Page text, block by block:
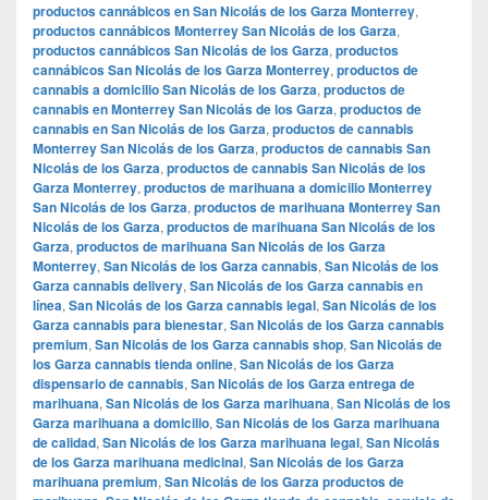
productos cannábicos en San Nicolás de los Garza Monterrey,
productos cannábicos Monterrey San Nicolás de los Garza,
productos cannábicos San Nicolás de los Garza, productos
cannábicos San Nicolás de los Garza Monterrey, productos de
cannabis a domicilio San Nicolás de los Garza, productos de
cannabis en Monterrey San Nicolás de los Garza, productos de
cannabis en San Nicolás de los Garza, productos de cannabis
Monterrey San Nicolás de los Garza, productos de cannabis San
Nicolás de los Garza, productos de cannabis San Nicolás de los
Garza Monterrey, productos de marihuana a domicilio Monterrey
San Nicolás de los Garza, productos de marihuana Monterrey San
Nicolás de los Garza, productos de marihuana San Nicolás de los
Garza, productos de marihuana San Nicolás de los Garza
Monterrey, San Nicolás de los Garza cannabis, San Nicolás de los
Garza cannabis delivery, San Nicolás de los Garza cannabis en
línea, San Nicolás de los Garza cannabis legal, San Nicolás de los
Garza cannabis para bienestar, San Nicolás de los Garza cannabis
premium, San Nicolás de los Garza cannabis shop, San Nicolás de
los Garza cannabis tienda online, San Nicolás de los Garza
dispensario de cannabis, San Nicolás de los Garza entrega de
marihuana, San Nicolás de los Garza marihuana, San Nicolás de los
Garza marihuana a domicilio, San Nicolás de los Garza marihuana
de calidad, San Nicolás de los Garza marihuana legal, San Nicolás
de los Garza marihuana medicinal, San Nicolás de los Garza
marihuana premium, San Nicolás de los Garza productos de